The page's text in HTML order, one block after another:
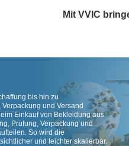
Mit VVIC
bis hin zu
und Versand
Einkauf von Bekleidung aus
Prüfung, Verpackung und
So wird die
und leichter skalierbar.